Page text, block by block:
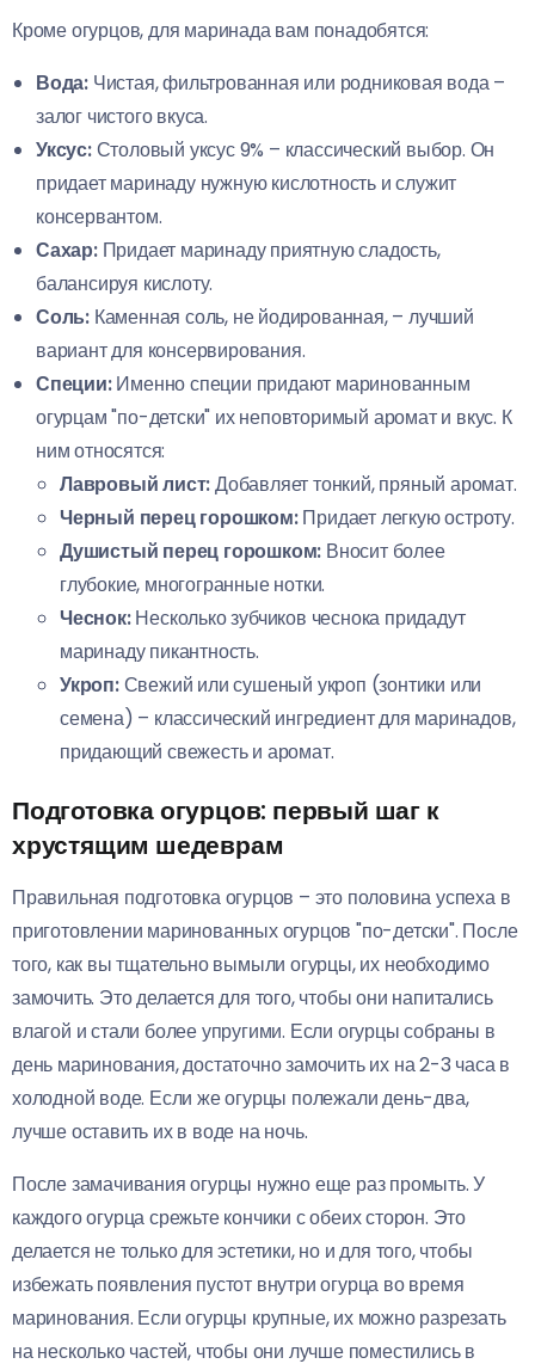
Кроме огурцов, для маринада вам понадобятся:
Вода: Чистая, фильтрованная или родниковая вода –
залог чистого вкуса.
Уксус:Столовый уксус 9% – классический выбор. Он
придает маринаду нужную кислотность и служит
консервантом.
Сахар:Придает маринаду приятную сладость,
балансируя кислоту.
Соль: Каменная соль, не йодированная, – лучший
вариант для консервирования.
Специи:Именно специи придают маринованным
огурцам "по-детски" их неповторимый аромат и вкус. К
ним относятся:
Лавровый лист:Добавляет тонкий, пряный аромат.
Черный перец горошком:Придает легкую остроту.
Душистый перец горошком: Вносит более
глубокие, многогранные нотки.
Чеснок:Несколько зубчиков чеснока придадут
маринаду пикантность.
Укроп:Свежий или сушеный укроп (зонтики или
семена) – классический ингредиент для маринадов,
придающий свежесть и аромат.
Подготовка огурцов: первый шаг к
хрустящим шедеврам
Правильная подготовка огурцов – это половина успеха в
приготовлении маринованных огурцов "по-детски". После
того, как вы тщательно вымыли огурцы, их необходимо
замочить. Это делается для того, чтобы они напитались
влагой и стали более упругими. Если огурцы собраны в
день маринования, достаточно замочить их на 2-3 часа в
холодной воде. Если же огурцы полежали день-два,
лучше оставить их в воде на ночь.
После замачивания огурцы нужно еще раз промыть. У
каждого огурца срежьте кончики с обеих сторон. Это
делается не только для эстетики, но и для того, чтобы
избежать появления пустот внутри огурца во время
маринования. Если огурцы крупные, их можно разрезать
на несколько частей, чтобы они лучше поместились в